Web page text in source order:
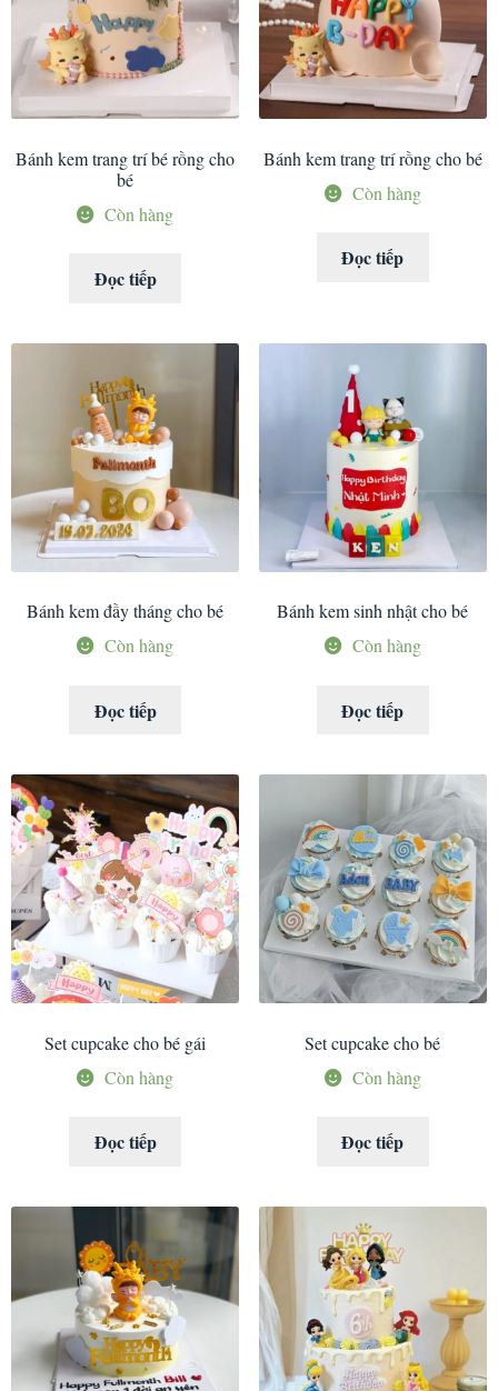
Bánh kem trang trí bé rồng cho
bé
Còn hàng
Đọc tiếp
Bánh kem trang trí rồng cho bé
Còn hàng
Đọc tiếp
Bánh kem đầy tháng cho bé
Còn hàng
Đọc tiếp
Bánh kem sinh nhật cho bé
Còn hàng
Đọc tiếp
Set cupcake cho bé gái
Còn hàng
Đọc tiếp
Set cupcake cho bé
Còn hàng
Đọc tiếp